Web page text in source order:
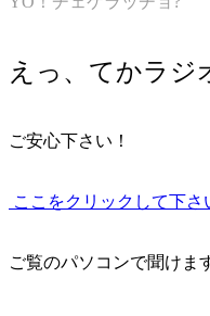
えっ、てかラジ
ご安心下さい！
ここをクリックして下さ
ご覧のパソコンで聞けま